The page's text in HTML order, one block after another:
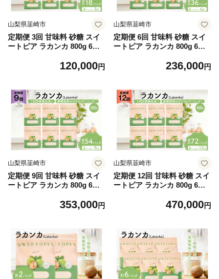
山梨県韮崎市
定期便 3回 甘味料 砂糖 スイ
ートピア ラカンカ 800g 6袋
市 20745547] 定期 3ヶ月 顆粒
ボ 糖類ゼロ ダイエット お菓
子 カロリーオフ 低GI 黒糖 風
味 ふるさと納税 ふるさと 返
120,000円
山梨県韮崎市
定期便 6回 甘味料 砂糖 スイ
ートピア ラカンカ 800g 6袋
市 20745546] 定期 6ヶ月 顆粒
ボ 糖類ゼロ ダイエット お菓
子 カロリーオフ 低GI 黒糖 風
味 ふるさと納税 ふるさと 返
236,000円
山梨県韮崎市
定期便 9回 甘味料 砂糖 スイ
ートピア ラカンカ 800g 6袋
市 20745545] 定期 9ヶ月 顆粒
ボ 糖類ゼロ ダイエット お菓
子 カロリーオフ 低GI 黒糖 風
味 ふるさと納税 ふるさと 返
礼品
353,000円
山梨県韮崎市
定期便 12回 甘味料 砂糖 スイ
ートピア ラカンカ 800g 6袋
市 20745544] 定期 12ヶ月 顆
カボ 糖類ゼロ ダイエット お
菓子 カロリーオフ 低GI 黒糖
風味 ふるさと納税 ふるさと
返礼品
470,000円